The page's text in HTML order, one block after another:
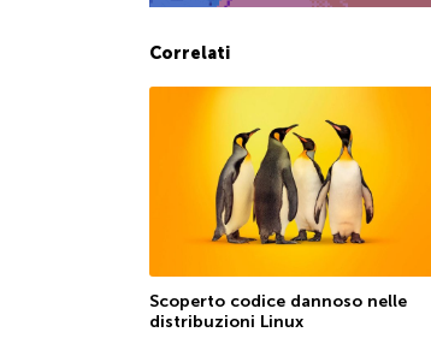
Correlati
Scoperto codice dannoso nelle
distribuzioni Linux